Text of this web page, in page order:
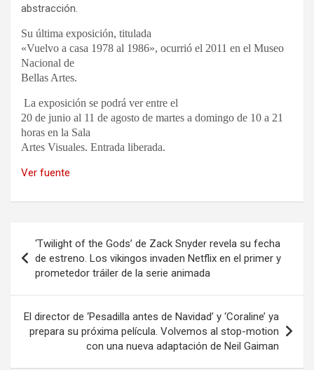
abstracción.
Su última exposición, titulada
«Vuelvo a casa 1978 al 1986», ocurrió el 2011 en el Museo
Nacional de
Bellas Artes.
La exposición se podrá ver entre el
20 de junio al 11 de agosto de martes a domingo de 10 a 21
horas en la Sala
Artes Visuales. Entrada liberada.
Ver fuente
de
entradas
‘Twilight of the Gods’ de Zack Snyder revela su fecha
de estreno. Los vikingos invaden Netflix en el primer y
prometedor tráiler de la serie animada
El director de ‘Pesadilla antes de Navidad’ y ‘Coraline’ ya
prepara su próxima película. Volvemos al stop-motion
con una nueva adaptación de Neil Gaiman